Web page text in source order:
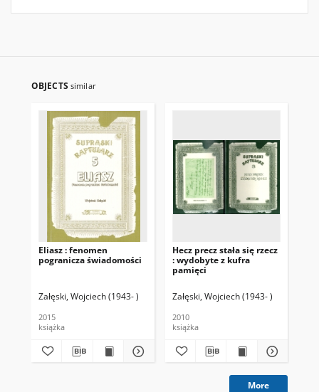
OBJECTS similar
Eliasz : fenomen
pogranicza świadomości
Załęski, Wojciech (1943- )
2015
książka
Hecz precz stała się rzecz
: wydobyte z kufra
pamięci
Załęski, Wojciech (1943- )
2010
książka
More